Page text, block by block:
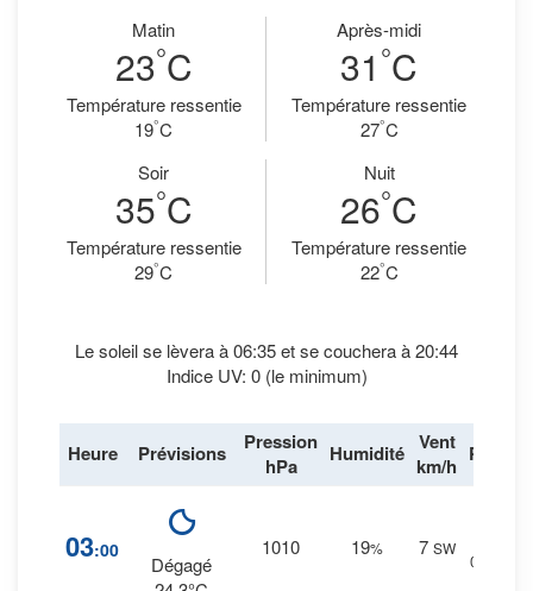
Matin
23°C
Température ressentie
19°C
Après-midi
31 °C
Température ressentie
27°C
Soir
35°C
Température ressentie
29°C
Nuit
26°C
Température ressentie
22°C
Le soleil se lèvera à 06:35 et se couchera à 20:44
Indice UV: 0 (le minimum)
Heure Prévisions
Pression
hPa
Humidité Vent
km/h Pluie
03:00
Dégagé
1010 19% 7 SW
0 mm.